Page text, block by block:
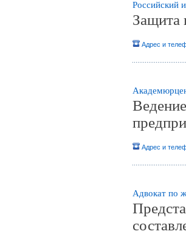
Российский
Защита
Адрес и
Адрес и
Адвокат по